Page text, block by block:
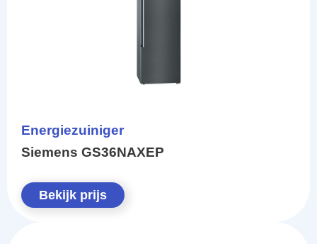
Energiezuiniger
Siemens GS36NAXEP
Bekijk prijs